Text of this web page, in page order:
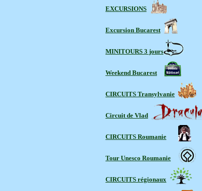
EXCURSIONS
Excursion Bucarest
MINITOURS 3 jours
Weekend Bucarest
CIRCUITS Transylvanie
Circuit de Vlad
CIRCUITS Roumanie
Tour Unesco Roumanie
CIRCUITS régionaux